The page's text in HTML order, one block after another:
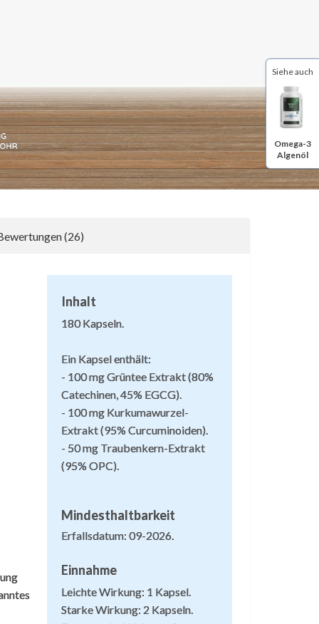
(26)
Inhalt
180 Kapseln.
Ein Kapsel enthält:
- 100 mg Grüntee Extrakt (80%
Catechinen, 45% EGCG).
- 100 mg Kurkumawurzel-
Extrakt (95% Curcuminoiden).
- 50 mg Traubenkern-Extrakt
(95% OPC).
Mindesthaltbarkeit
Erfallsdatum: 09-2026.
Einnahme
Leichte Wirkung: 1 Kapsel.
Starke Wirkung: 2 Kapseln.
Das Produkt selbst ist sehr gut und gesund,
man wird echt schlank damit und man hat
weniger Hunger, aber es ist schade, dass die
Kommentar wurde von unserem
Hauptshop automatisch uebersetzt
sehr gut
Siehe auch
Omega-3
Algenöl